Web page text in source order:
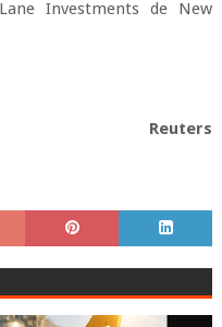
Investments de New
Reuters